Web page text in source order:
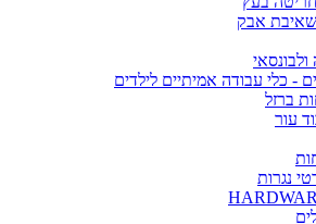
אבק
ולבונסאי
- כלי עבודה אמיתיים לילדים
ברזל
עור
נגרות